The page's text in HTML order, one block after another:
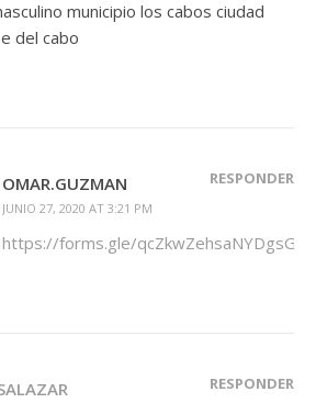
municipio los cabos ciudad
del cabo
OMAR.GUZMAN
JUNIO 27, 2020 AT 3:21 PM
RESPONDER
https://forms.gle/qcZkwZehsaNYDgsGA
RESPONDER